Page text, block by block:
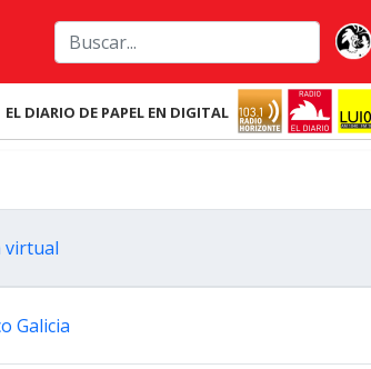
EL DIARIO DE PAPEL EN DIGITAL
virtual
Galicia